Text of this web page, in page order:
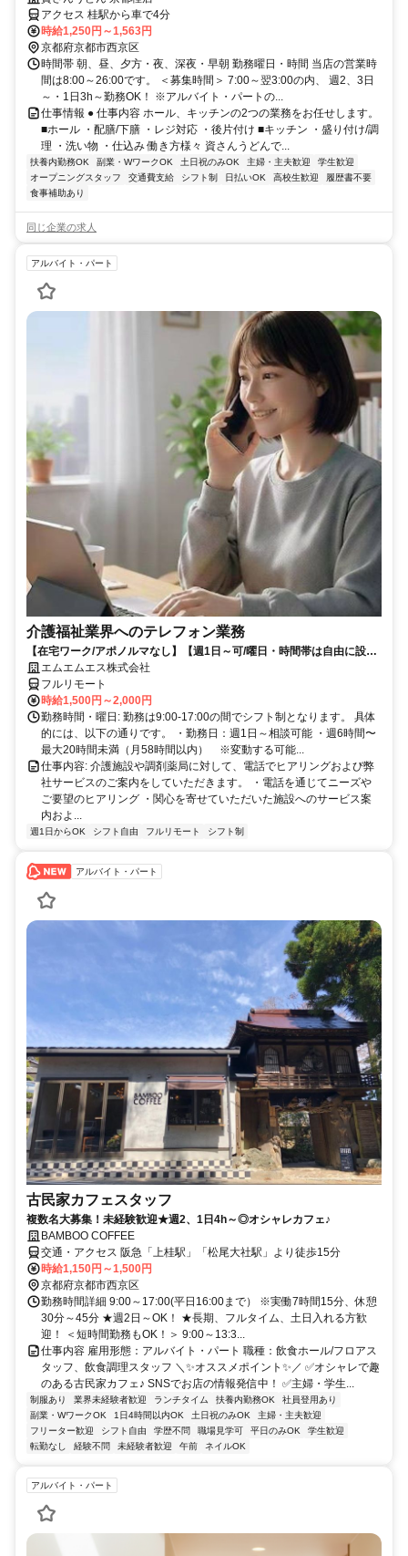
アクセス 桂駅から車で4分
時給1,250円～1,563円
京都府京都市西京区
時間帯 朝、昼、夕方・夜、深夜・早朝 勤務曜日・時間 当店の営業時
間は8:00～26:00です。 ＜募集時間＞ 7:00～翌3:00の内、 週2、3日
～・1日3h～勤務OK！ ※アルバイト・パートの...
仕事情報 ● 仕事内容 ホール、キッチンの2つの業務をお任せします。
■ホール ・配膳/下膳 ・レジ対応 ・後片付け ■キッチン ・盛り付け/調
理 ・洗い物 ・仕込み 働き方様々 資さんうどんで...
扶養内勤務OK 副業・WワークOK 土日祝のみOK 主婦・主夫歓迎
学生歓迎
オープニングスタッフ
交通費支給 シフト制 日払いOK 高校生歓迎
履歴書不要
食事補助あり
同じ企業の求人
アルバイト・パート
介護福祉業界へのテレフォン業務
【在宅ワーク/アポノルマなし】【週1日～可/曜日・時間帯は自由に設定
可】介護福祉業界へのテレフォン業務（主にヒアリング、商品案内）
エムエムエス株式会社
フルリモート
時給1,500円～2,000円
勤務時間・曜日: 勤務は9:00-17:00の間でシフト制となります。 具体
的には、以下の通りです。 ・勤務日：週1日～相談可能 ・週6時間〜
最大20時間未満（月58時間以内） ※変動する可能...
仕事内容: 介護施設や調剤薬局に対して、電話でヒアリングおよび弊
社サービスのご案内をしていただきます。 ・電話を通じてニーズや
ご要望のヒアリング ・関心を寄せていただいた施設へのサービス案
内およ...
週1日からOK シフト自由 フルリモート シフト制
アルバイト・パート
古民家カフェスタッフ
複数名大募集！未経験歓迎★週2、1日4h～◎オシャレカフェ♪
BAMBOO COFFEE
交通・アクセス 阪急「上桂駅」「松尾大社駅」より徒歩15分
時給1,150円～1,500円
京都府京都市西京区
勤務時間詳細 9:00～17:00(平日16:00まで） ※実働7時間15分、休憩
30分～45分 ★週2日～OK！ ★長期、フルタイム、土日入れる方歓
迎！ ＜短時間勤務もOK！＞ 9:00～13:3...
仕事内容 雇用形態：アルバイト・パート 職種：飲食ホール/フロアス
タッフ、飲食調理スタッフ ＼✨オススメポイント✨／ ✅オシャレで趣
のある古民家カフェ♪ SNSでお店の情報発信中！ ✅主婦・学生...
制服あり 業界未経験者歓迎 ランチタイム 扶養内勤務OK
社員登用あり
副業・WワークOK
1日4時間以内OK 土日祝のみOK
主婦・主夫歓迎
フリーター歓迎
シフト自由 学歴不問 職場見学可 平日のみOK
学生歓迎
転勤なし
経験不問 未経験者歓迎 午前 ネイルOK
アルバイト・パート